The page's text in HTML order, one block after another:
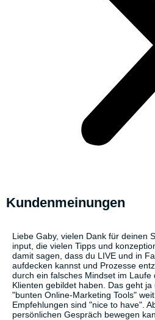
Kundenmeinungen
Liebe Gaby, vielen Dank für deinen
input, die vielen Tipps und
damit sagen, dass du LIVE und in
aufdecken kannst und Prozesse
durch ein falsches Mindset im Laufe
Klienten gebildet haben. Das geht
"bunten Online-Marketing Tools"
Empfehlungen sind "nice to have".
persönlichen Gespräch bewegen